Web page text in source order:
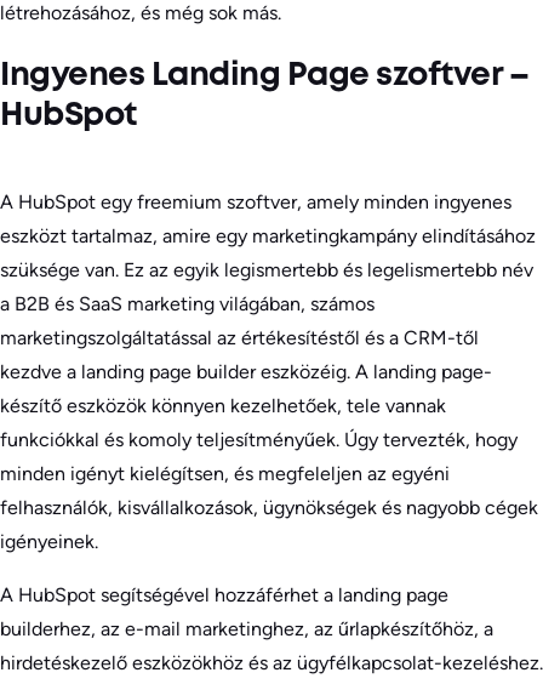
létrehozásához, és még sok más.
Ingyenes Landing Page szoftver –
HubSpot
A HubSpot egy freemium szoftver, amely minden ingyenes
eszközt tartalmaz, amire egy marketingkampány elindításához
szüksége van. Ez az egyik legismertebb és legelismertebb név
a B2B és SaaS marketing világában, számos
marketingszolgáltatással az értékesítéstől és a CRM-től
kezdve a landing page builder eszközéig. A landing page-
készítő eszközök könnyen kezelhetőek, tele vannak
funkciókkal és komoly teljesítményűek. Úgy tervezték, hogy
minden igényt kielégítsen, és megfeleljen az egyéni
felhasználók, kisvállalkozások, ügynökségek és nagyobb cégek
igényeinek.
A HubSpot segítségével hozzáférhet a landing page
builderhez, az e-mail marketinghez, az űrlapkészítőhöz, a
hirdetéskezelő eszközökhöz és az ügyfélkapcsolat-kezeléshez.